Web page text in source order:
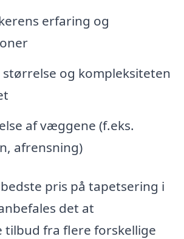
erfaring og
størrelse og kompleksiteten
af væggene (f.eks.
afrensning)
pris på tapetsering i
det at
tilbud fra flere forskellige